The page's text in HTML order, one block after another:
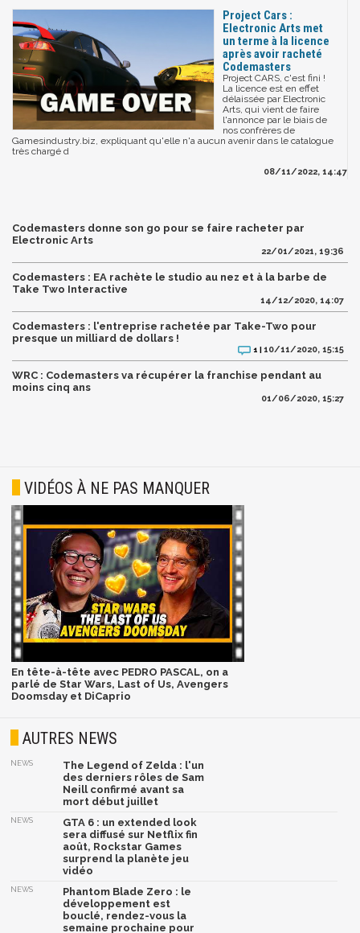
Project Cars :
Electronic Arts met
un terme à la licence
après avoir racheté
Codemasters
Project CARS, c'est fini !
La licence est en effet
délaissée par Electronic
Arts, qui vient de faire
l'annonce par le biais de
nos confrères de
Gamesindustry.biz, expliquant qu'elle n'a aucun avenir dans le catalogue
très chargé d
08/11/2022, 14:47
Codemasters donne son go pour se faire racheter par
Electronic Arts
22/01/2021, 19:36
Codemasters : EA rachète le studio au nez et à la barbe de
Take Two Interactive
14/12/2020, 14:07
Codemasters : l'entreprise rachetée par Take-Two pour
presque un milliard de dollars !
1 |10/11/2020, 15:15
WRC : Codemasters va récupérer la franchise pendant au
moins cinq ans
01/06/2020, 15:27
VIDÉOS À NE PAS MANQUER
En tête-à-tête avec PEDRO PASCAL, on a
parlé de Star Wars, Last of Us, Avengers
Doomsday et DiCaprio
AUTRES NEWS
NEWS
The Legend of Zelda : l'un
des derniers rôles de Sam
Neill confirmé avant sa
mort début juillet
NEWS
GTA 6 : un extended look
sera diffusé sur Netflix fin
août, Rockstar Games
surprend la planète jeu
vidéo
NEWS
Phantom Blade Zero : le
développement est
bouclé, rendez-vous la
semaine prochaine pour